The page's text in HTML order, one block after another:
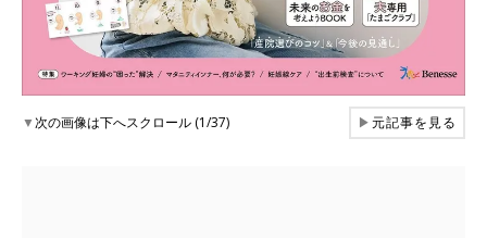
▼次の画像は下へスクロール (1/37) ▶元記事を見る